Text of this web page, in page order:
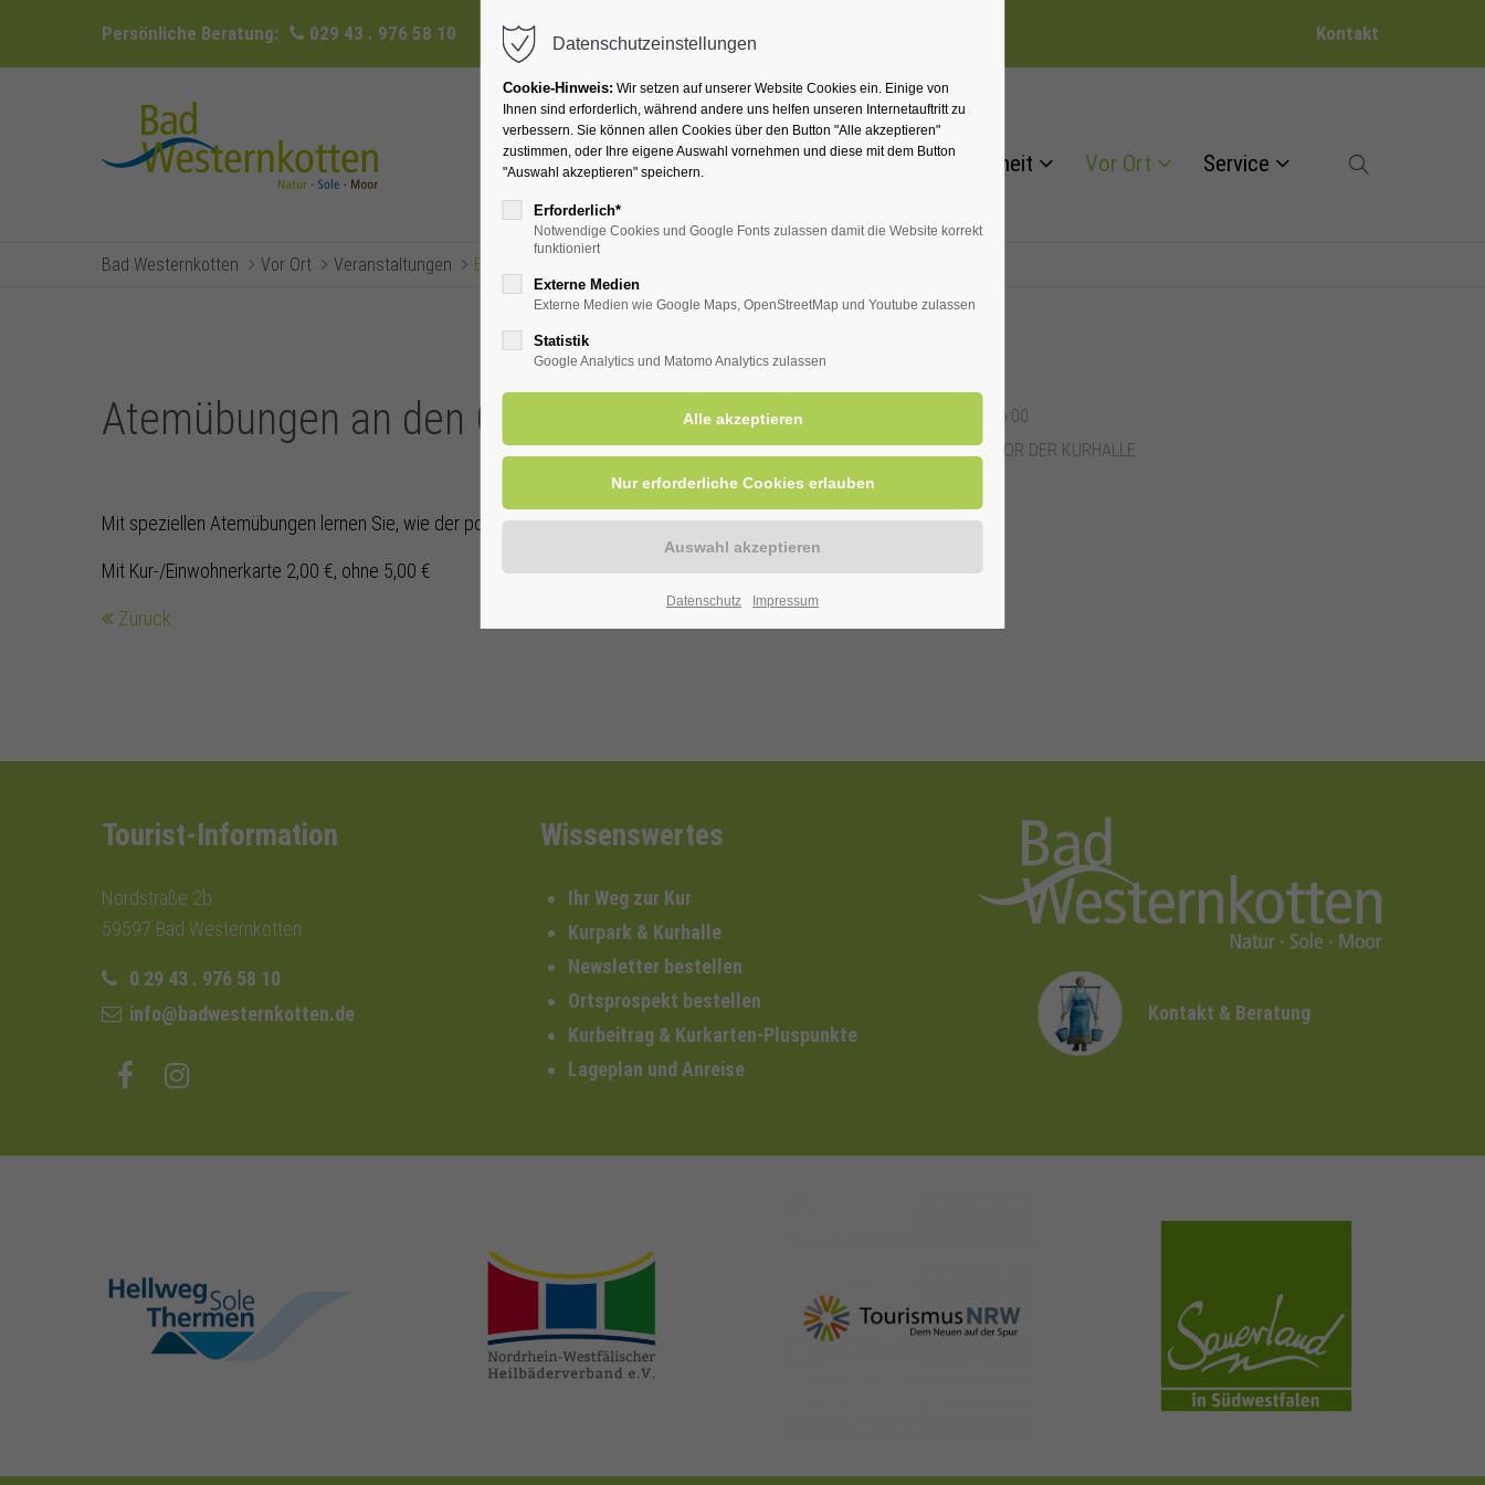
Persönliche Beratung: 029 43 . 976 58 10 info@badwesternkotten.de Kontakt
Ihr Heilbad Übernachten Für Ihre Gesundheit Vor Ort Service
Bad Westernkotten Vor Ort Veranstaltungen Eventsreader (Timeline)
Atemübungen an den Gradierwerken
15.04.2025, 15:30–16:00
ORT: TREFFPUNKT: VOR DER KURHALLE
Mit speziellen Atemübungen lernen Sie, wie der positive Effekt der gesunden Aerosole verstärkt werden kann
Mit Kur-/Einwohnerkarte 2,00 €, ohne 5,00 €
Zurück
Tourist-Information
Nordstraße 2b
59597 Bad Westernkotten
0 29 43 . 976 58 10
info@badwesternkotten.de
Wissenswertes
Ihr Weg zur Kur
Kurpark & Kurhalle
Newsletter bestellen
Ortsprospekt bestellen
Kurbeitrag & Kurkarten-Pluspunkte
Lageplan und Anreise
Kontakt & Beratung
hellweg-sole-
thermen.de
heilbaeder.de
nrw-tourismus.de sauerland.com
Datenschutzeinstellungen
Cookie-Hinweis: Wir setzen auf unserer Website Cookies ein. Einige von
Ihnen sind erforderlich, während andere uns helfen unseren Internetauftritt zu
verbessern. Sie können allen Cookies über den Button "Alle akzeptieren"
zustimmen, oder Ihre eigene Auswahl vornehmen und diese mit dem Button
"Auswahl akzeptieren" speichern.
Erforderlich*
Notwendige Cookies und Google Fonts zulassen damit die Website korrekt
funktioniert
Externe Medien
Externe Medien wie Google Maps, OpenStreetMap und Youtube zulassen
Statistik
Google Analytics und Matomo Analytics zulassen
Datenschutz Impressum